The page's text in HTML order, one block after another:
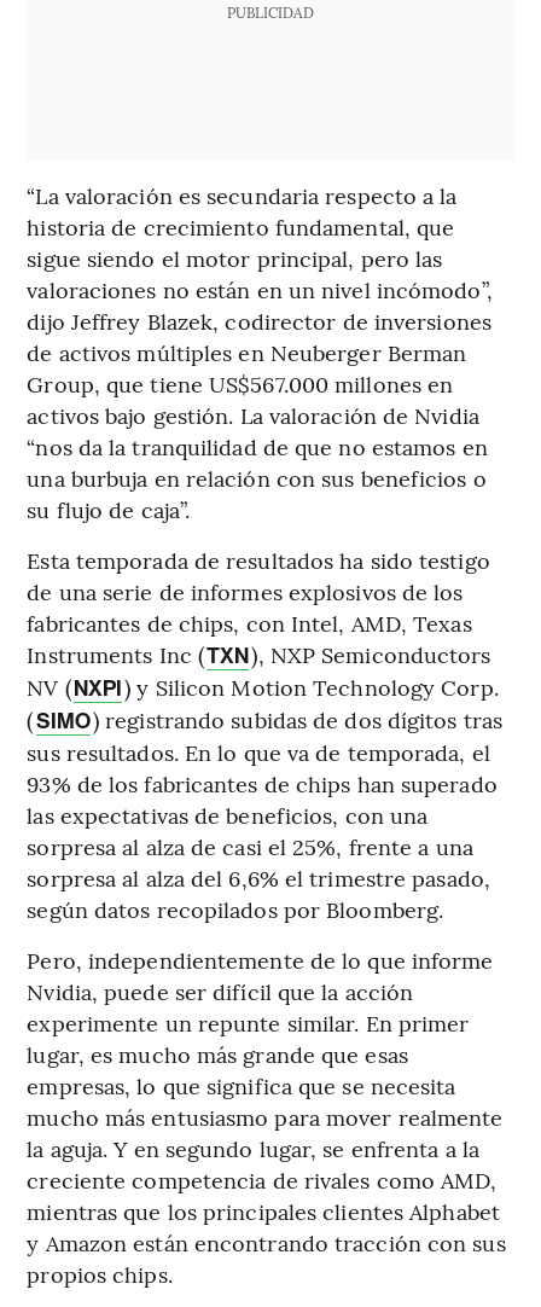
PUBLICIDAD
“La valoración es secundaria respecto a la
historia de crecimiento fundamental, que
sigue siendo el motor principal, pero las
valoraciones no están en un nivel incómodo”,
dijo Jeffrey Blazek, codirector de inversiones
de activos múltiples en Neuberger Berman
Group, que tiene US$567.000 millones en
activos bajo gestión. La valoración de Nvidia
“nos da la tranquilidad de que no estamos en
una burbuja en relación con sus beneficios o
su flujo de caja”.
Esta temporada de resultados ha sido testigo
de una serie de informes explosivos de los
fabricantes de chips, con Intel, AMD, Texas
Instruments Inc (TXN), NXP Semiconductors
NV (NXPI) y Silicon Motion Technology Corp.
(SIMO) registrando subidas de dos dígitos tras
sus resultados. En lo que va de temporada, el
93% de los fabricantes de chips han superado
las expectativas de beneficios, con una
sorpresa al alza de casi el 25%, frente a una
sorpresa al alza del 6,6% el trimestre pasado,
según datos recopilados por Bloomberg.
Pero, independientemente de lo que informe
Nvidia, puede ser difícil que la acción
experimente un repunte similar. En primer
lugar, es mucho más grande que esas
empresas, lo que significa que se necesita
mucho más entusiasmo para mover realmente
la aguja. Y en segundo lugar, se enfrenta a la
creciente competencia de rivales como AMD,
mientras que los principales clientes Alphabet
y Amazon están encontrando tracción con sus
propios chips.